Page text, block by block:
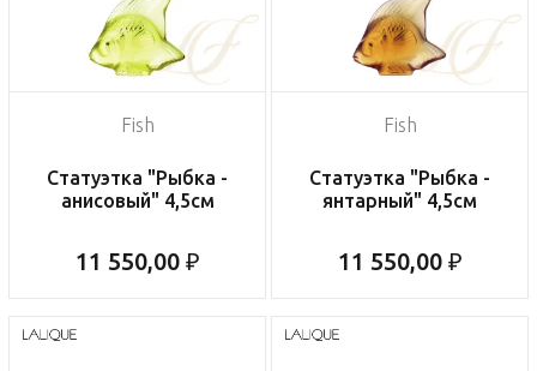
Fish
Статуэтка "Рыбка -
анисовый" 4,5см
11 550,00 ₽
Fish
Статуэтка "Рыбка -
янтарный" 4,5см
11 550,00 ₽